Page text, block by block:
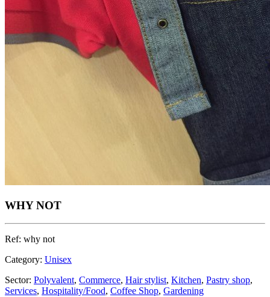
WHY NOT
Ref: why not
Category: Unisex
Sector: Polyvalent, Commerce, Hair stylist, Kitchen, Pastry shop,
Services, Hospitality/Food, Coffee Shop, Gardening